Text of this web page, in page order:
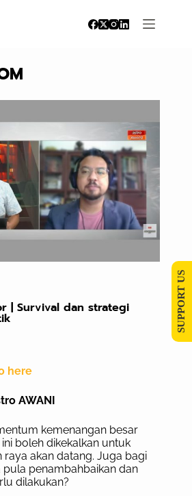
| Survival dan strategi
here
AWANI
kemenangan besar
boleh dikekalkan untuk
raya akan datang. Juga bagi
penambahbaikan dan
dilakukan?
SUPPORT US